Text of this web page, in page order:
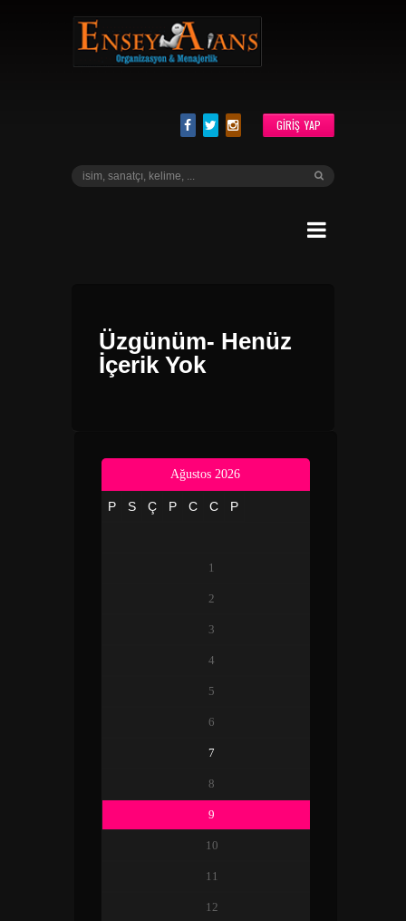
GIRIŞ YAP
Üzgünüm- Henüz
İçerik Yok
Ağustos 2026
P S Ç P C C P
1
2
3
4
5
6
7
8
9
10
11
12